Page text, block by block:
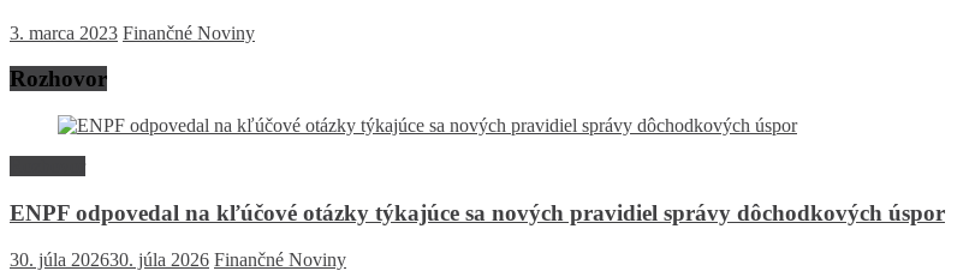
3. marca 2023 Finančné Noviny
Rozhovor
ENPF odpovedal na kľúčové otázky týkajúce sa nových pravidiel správy dôchodkových úspor
30. júla 202630. júla 2026 Finančné Noviny